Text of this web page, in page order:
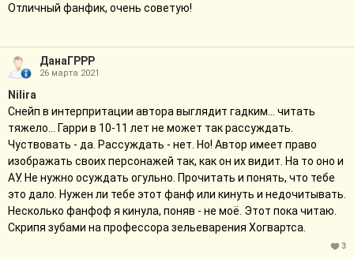
Отличный фанфик, очень советую!
ДанаГРРР
26 марта 2021
Nilira
Снейп в интерпритации автора выглядит гадким... читать
тяжело... Гарри в 10-11 лет не может так рассуждать.
Чуствовать - да. Рассуждать - нет. Но! Автор имеет право
изображать своих персонажей так, как он их видит. На то оно и
АУ. Не нужно осуждать огульно. Прочитать и понять, что тебе
это дало. Нужен ли тебе этот фанф или кинуть и недочитывать.
Несколько фанфоф я кинула, поняв - не моё. Этот пока читаю.
Скрипя зубами на профессора зельеварения Хогвартса.
3